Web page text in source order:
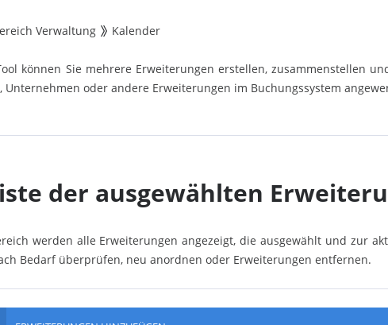
Verwaltung Kalender
können Sie mehrere Erweiterungen erstellen, zusammenstellen
Unternehmen oder andere Erweiterungen im Buchungssystem
der ausgewählten
werden alle Erweiterungen angezeigt, die ausgewählt und zur
Bedarf überprüfen, neu anordnen oder Erweiterungen entfernen.